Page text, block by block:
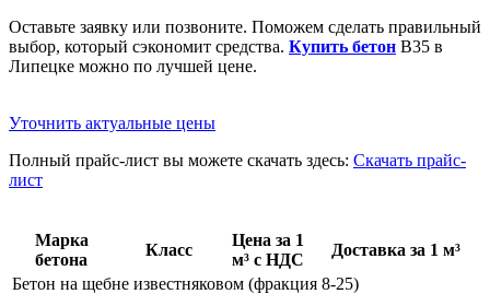
Оставьте заявку или позвоните. Поможем сделать правильный
выбор, который сэкономит средства. Купить бетон B35 в
Липецке можно по лучшей цене.
Уточнить актуальные цены
Полный прайс-лист вы можете скачать здесь: Скачать прайс-
лист
Марка
бетона
Класс
Цена за 1
м³ с НДС
Доставка за 1 м³
Бетон на щебне известняковом (фракция 8-25)